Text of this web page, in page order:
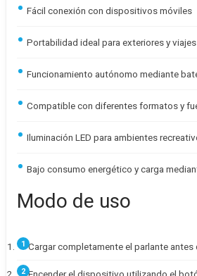
Fácil conexión con dispositivos móviles
Portabilidad ideal para exteriores y viajes
Funcionamiento autónomo mediante
Compatible con diferentes formatos y
Iluminación LED para ambientes
Bajo consumo energético y carga
Modo de uso
Cargar completamente el parlante antes